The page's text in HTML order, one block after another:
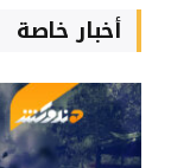
أخبار خاصة